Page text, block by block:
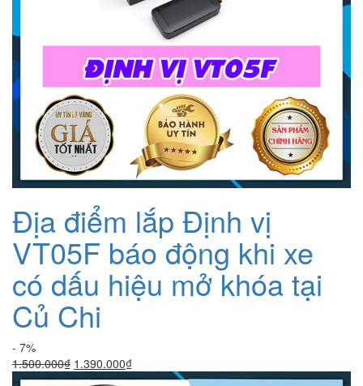
Địa điểm lắp Định vị
VT05F báo động khi xe
có dấu hiệu mở khóa tại
Củ Chi
- 7%
1.500.000₫ Giá
gốc
1.390.000₫Giá
hiện